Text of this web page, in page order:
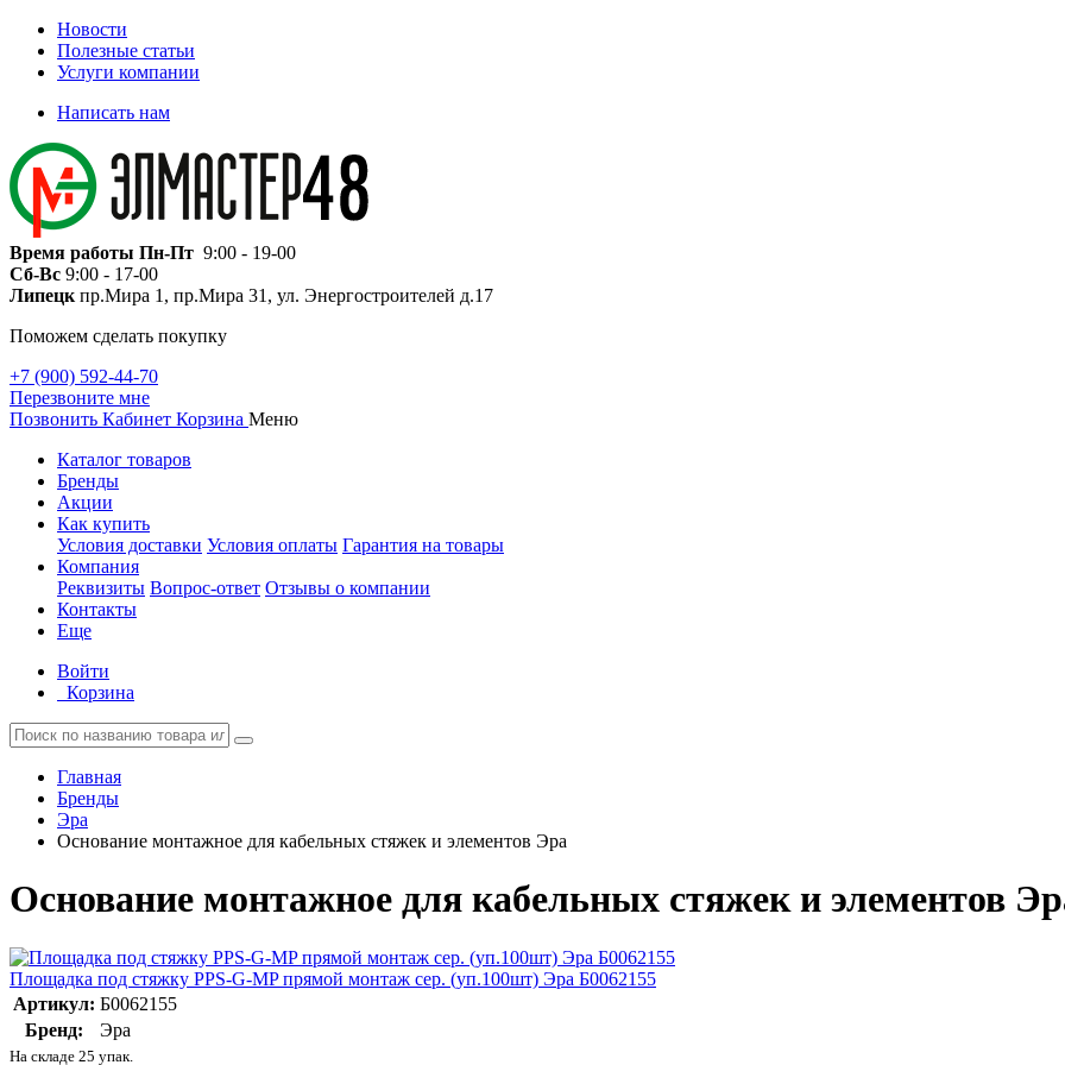
Новости
Полезные статьи
Услуги компании
Написать нам
Время работы Пн-Пт 9:00 - 19-00
Сб-Вс 9:00 - 17-00
Липецк пр.Мира 1, пр.Мира 31, ул. Энергостроителей д.17
Поможем сделать покупку
+7 (900) 592-44-70
Перезвоните мне
Позвонить Кабинет Корзина Меню
Каталог товаров
Бренды
Акции
Как купить
Условия доставки Условия оплаты Гарантия на товары
Компания
Реквизиты Вопрос-ответ Отзывы о компании
Контакты
Еще
Войти
Корзина
Главная
Бренды
Эра
Основание монтажное для кабельных стяжек и элементов Эра
Основание монтажное для кабельных стяжек и элементов
Площадка под стяжку PPS-G-MP прямой монтаж сер. (уп.100шт) Эра Б0062155
Артикул: Б0062155
Бренд:
Эра
На складе 25 упак.